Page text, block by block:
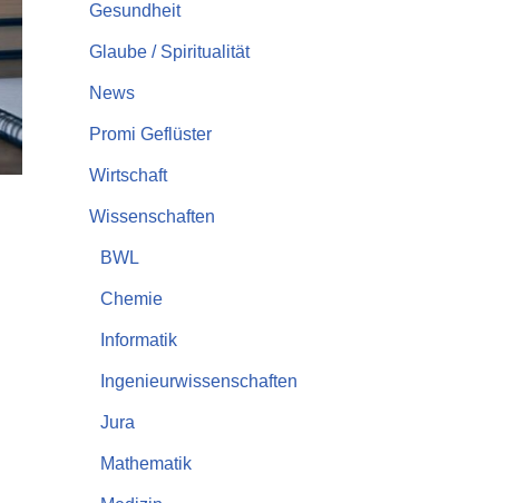
Gesundheit
Glaube / Spiritualität
News
Promi Geflüster
Wirtschaft
Wissenschaften
BWL
Chemie
Informatik
Ingenieurwissenschaften
Jura
Mathematik